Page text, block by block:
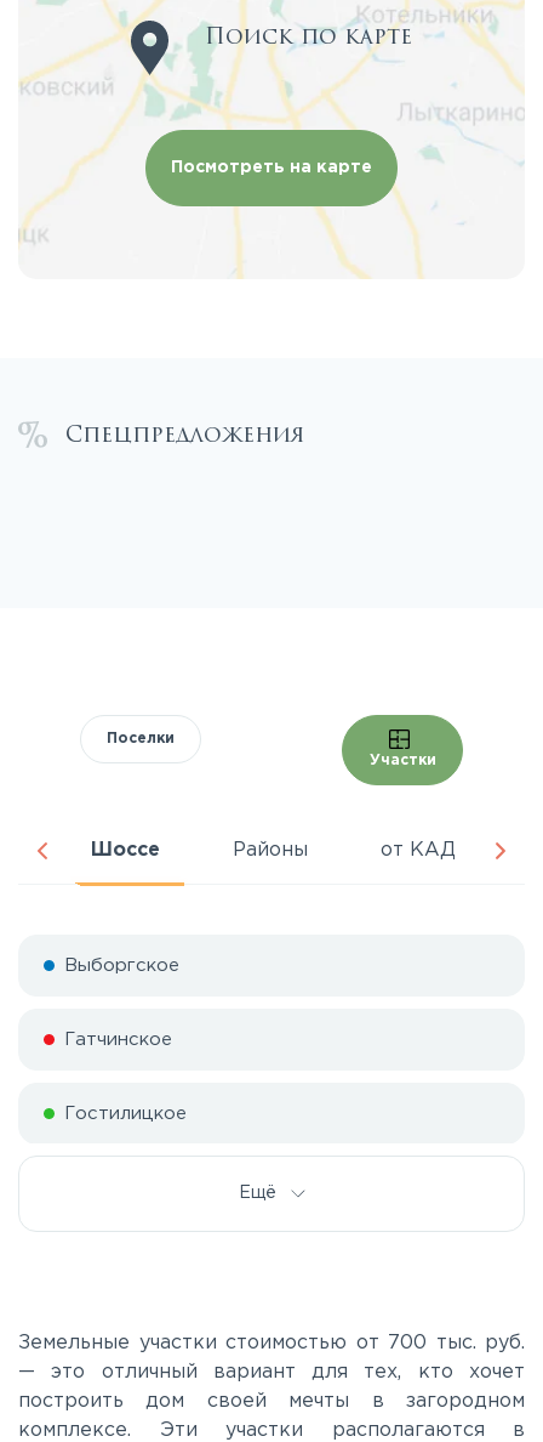
Поиск по карте
Посмотреть на карте
Спецпредложения
Поселки
Участки
Шоссе Районы от КАД
Выборгское
Гатчинское
Гостилицкое
Киевское
Ленинградское
Ещё
Земельные участки стоимостью от 700 тыс. руб.
— это отличный вариант для тех, кто хочет
построить дом своей мечты в загородном
комплексе. Эти участки располагаются в